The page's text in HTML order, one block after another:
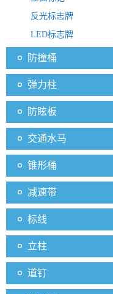
反光标志牌
LED标志牌
防撞桶
弹力柱
防眩板
交通水马
锥形桶
减速带
标线
立柱
道钉